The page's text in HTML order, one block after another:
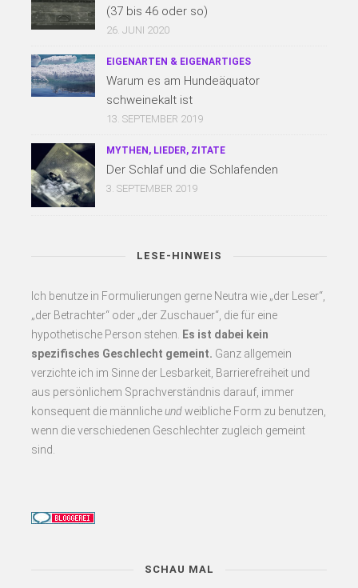
(37 bis 46 oder so)
26. JUNI 2020
EIGENARTEN & EIGENARTIGES
Warum es am Hundeäquator
schweinekalt ist
13. SEPTEMBER 2019
MYTHEN, LIEDER, ZITATE
Der Schlaf und die Schlafenden
3. SEPTEMBER 2019
LESE-HINWEIS
Ich benutze in Formulierungen gerne Neutra wie „der Leser“,
„der Betrachter“ oder „der Zuschauer“, die für eine
hypothetische Person stehen.
Es ist dabei kein
spezifisches Geschlecht gemeint. Ganz allgemein
verzichte ich im Sinne der Lesbarkeit, Barrierefreiheit und
aus persönlichem Sprachverständnis darauf, immer
konsequent die männlicheundweibliche Form zu benutzen,
wenn die verschiedenen Geschlechter zugleich gemeint
sind.
SCHAU MAL